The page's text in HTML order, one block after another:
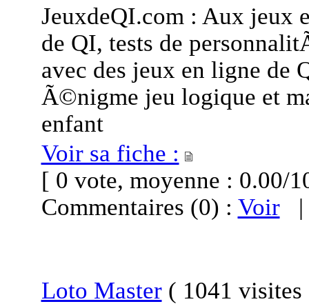
JeuxdeQI.com : Aux jeux
de QI, tests de
avec des jeux en ligne
Ã©nigme jeu logique et
enfant
Voir sa fiche :
[ 0 vote, moyenne :
Commentaires (0) : Voir
Loto Master( 1041 visites